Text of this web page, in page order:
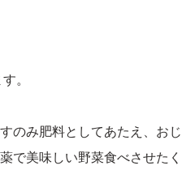
。
のみ肥料としてあたえ、おじ
で美味しい野菜食べさせたく